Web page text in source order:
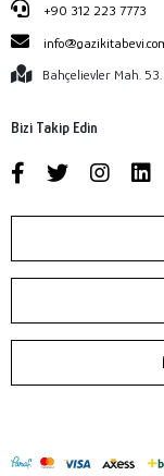
+90 312 223 7773
Bahçelievler Mah.
Bizi Takip Edin